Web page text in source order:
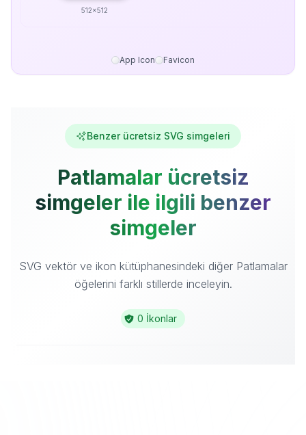
512x512
App Icon Favicon
Benzer ücretsiz SVG simgeleri
Patlamalar ücretsiz
simgeler ile ilgili benzer
simgeler
SVG vektör ve ikon kütüphanesindeki diğer Patlamalar
öğelerini farklı stillerde inceleyin.
0 İkonlar